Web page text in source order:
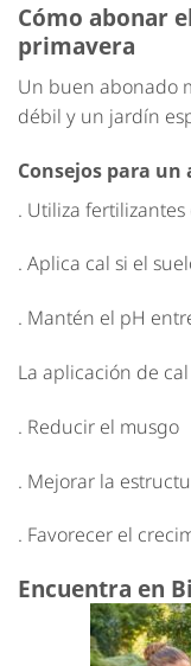
Cómo abonar
primavera
Un buen abonado
débil y un jardín
Consejos para un
. Utiliza
. Aplica cal si el
. Mantén el pH
La aplicación de
. Reducir el musgo
. Mejorar la
. Favorecer el
Encuentra en